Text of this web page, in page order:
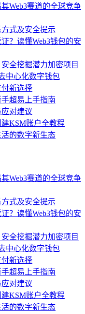
Web3赛道的全球竞争
式及安全提示
？读懂Web3钱包的安
全挖掘潜力加密项目
中心化数字钱包
新选择
超易上手指南
对建议
KSM账户全教程
的数字新生态
Web3赛道的全球竞争
式及安全提示
？读懂Web3钱包的安
全挖掘潜力加密项目
中心化数字钱包
新选择
超易上手指南
对建议
KSM账户全教程
的数字新生态